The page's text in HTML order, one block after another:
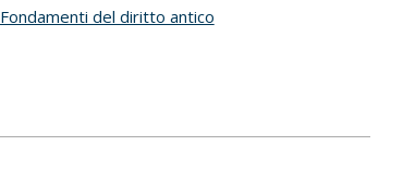
Fondamenti del diritto antico